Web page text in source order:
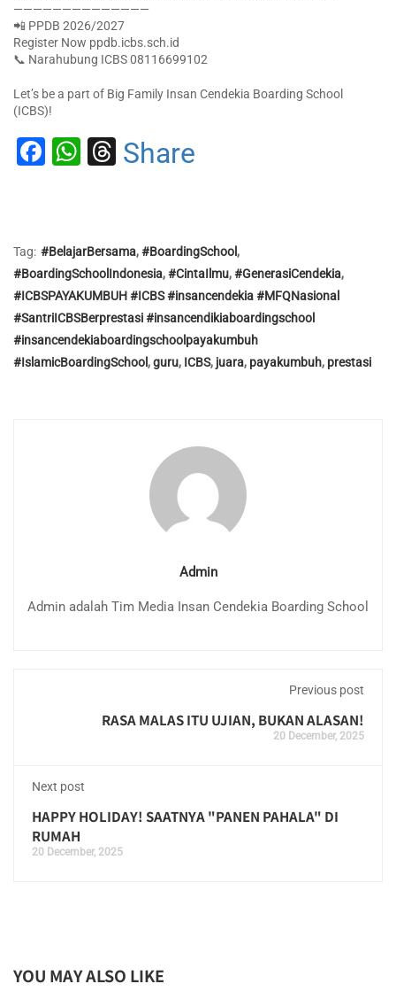
——————————————
📲 PPDB 2026/2027
Register Now ppdb.icbs.sch.id
📞 Narahubung ICBS 08116699102
Let’s be a part of Big Family Insan Cendekia Boarding School
(ICBS)!
Facebook
WhatsApp
Threads
Share
Tag: #BelajarBersama,#BoardingSchool,
#BoardingSchoolIndonesia,#CintaIlmu,#GenerasiCendekia,
#ICBSPAYAKUMBUH #ICBS #insancendekia #MFQNasional
#SantriICBSBerprestasi #insancendikiaboardingschool
#insancendekiaboardingschoolpayakumbuh
#IslamicBoardingSchool,guru, ICBS, juara, payakumbuh, prestasi
Admin
Admin adalah Tim Media Insan Cendekia Boarding School
Previous post
RASA MALAS ITU UJIAN, BUKAN ALASAN!
20 December, 2025
Next post
HAPPY HOLIDAY! SAATNYA "PANEN PAHALA" DI
RUMAH
20 December, 2025
YOU MAY ALSO LIKE